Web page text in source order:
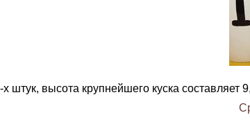
х штук, высота крупнейшего куска